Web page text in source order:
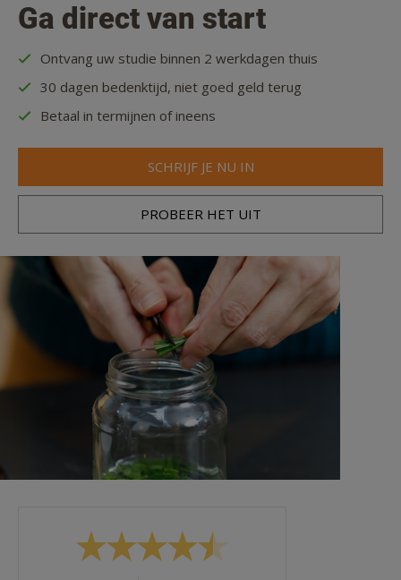
Ga direct van start
Ontvang uw studie binnen 2 werkdagen thuis
30 dagen bedenktijd, niet goed geld terug
Betaal in termijnen of ineens
SCHRIJF JE NU IN
PROBEER HET UIT